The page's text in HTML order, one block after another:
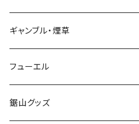
国道700～799号線
ROUTE600～699号線
ROUTE700～799号線
ROUTE 600～699号線
ROUTE 700～799号線
ROUTE 600～699号線
ROUTE 700～799号線
ステッカー
福島県
茨城県
栃木県
LIVE配信禁止
撮影禁止
ギャンブル・煙草
ホテルキーホルダー
たばこ・禁煙ステッカー
フューエル
ステッカー
鋸山グッズ